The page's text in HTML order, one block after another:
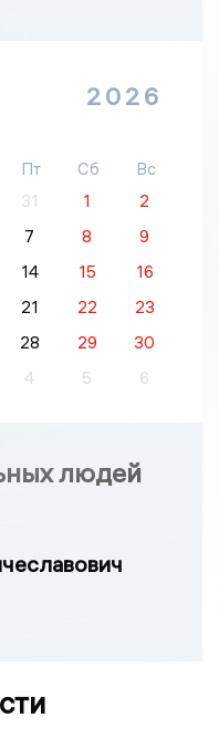
2026
Пт Сб
Вс
31 1
2
7 8
9
14 15
16
21 22
23
28 29
30
4 5 6
людей